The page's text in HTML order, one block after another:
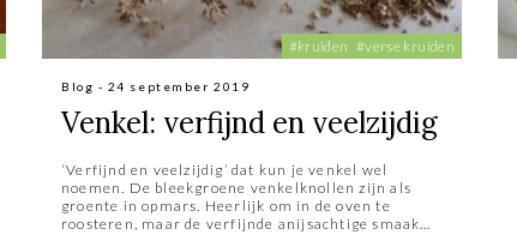
#kruiden #verse kruiden
Blog - 24 september 2019
Venkel: verfijnd en veelzijdig
‘Verfijnd en veelzijdig’ dat kun je venkel wel
noemen. De bleekgroene venkelknollen zijn als
groente in opmars. Heerlijk om in de oven te
roosteren, maar de verfijnde anijsachtige smaak